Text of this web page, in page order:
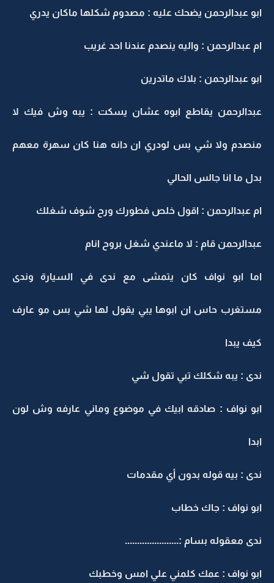
ابو عبدالرحمن يضحك عليه : مصدوم شكلها ماكان يدري
ام عبدالرحمن : واليه ينصدم عندنا احد غريب
ابو عبدالرحمن : بلاك ماتدرين
عبدالرحمن يقاطع ابوه عشان يسكت : يبه وش فيك لا
منصدم ولا شي بس لودري ان دانه هنا كان سهرة معهم
بدل ما انا جالس الحالي
ام عبدالرحمن : اقول خلص فطورك ورح شوف شغلك
عبدالرحمن قام : لا ماعندي شغل بروح انام
اما ابو نواف كان يتمشى مع ندى في السيارة وندى
مستغرب حاس ان ابوها يبي يقول لها شي بس مو عارف
كيف يبدا
ندى : يبه شكلك تبي تقول شي
ابو نواف : صادقه ابيك في موضوع وماني عارفه وش لون
ابدا
ندى : بيه قوله بدون أي مقدمات
ابو نواف : جاك خطاب
ندى معقوله بسام :......................
ابو نواف : عمك كلمني علي امس وخطبك